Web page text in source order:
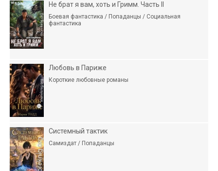
Не брат я вам, хоть и Гримм. Часть II
Боевая фантастика / Попаданцы / Социальная
фантастика
Любовь в Париже
Короткие любовные романы
Системный тактик
Самиздат / Попаданцы